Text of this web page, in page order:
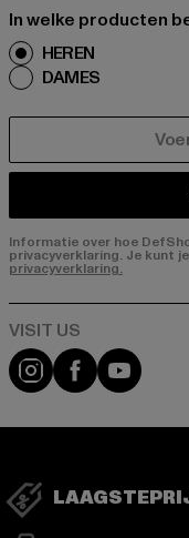
In welke producten
HEREN
DAMES
Informatie over hoe
privacyverklaring. Je kunt
privacyverklaring.
Visit ourVisit our
Visit